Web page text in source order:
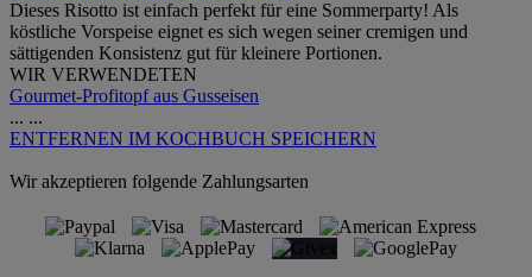
Dieses Risotto ist einfach perfekt für eine Sommerparty! Als
köstliche Vorspeise eignet es sich wegen seiner cremigen und
sättigenden Konsistenz gut für kleinere Portionen.
WIR VERWENDETEN
Gourmet-Profitopf aus Gusseisen
... ...
ENTFERNEN IM KOCHBUCH SPEICHERN
Wir akzeptieren folgende Zahlungsarten